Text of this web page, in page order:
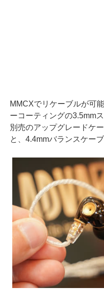
MMCXでリケーブルが可
ーコーティングの3.5mm
別売のアップグレードケ
と、4.4mmバランスケー